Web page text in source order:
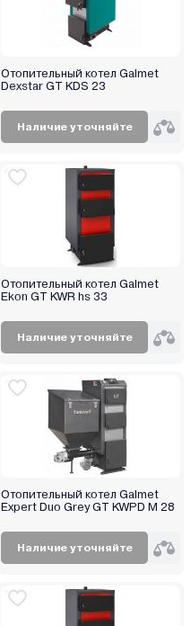
Отопительный котел Galmet
Dexstar GT KDS 23
Наличие уточняйте
Отопительный котел Galmet
Ekon GT KWR hs 33
Наличие уточняйте
Отопительный котел Galmet
Expert Duo Grey GT KWPD M 28
Наличие уточняйте